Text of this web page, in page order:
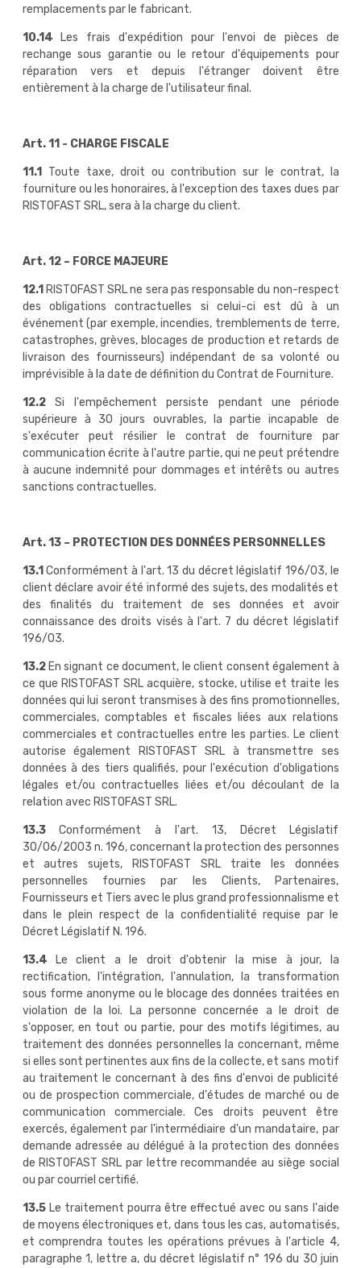
remplacements par le fabricant.
10.14 Les frais d'expédition pour l'envoi de pièces de
rechange sous garantie ou le retour d'équipements pour
réparation vers et depuis l'étranger doivent être
entièrement à la charge de l'utilisateur final.
Art. 11 - CHARGE FISCALE
11.1
Toute taxe, droit ou contribution sur le contrat, la
fourniture ou les honoraires, à l'exception des taxes dues par
RISTOFAST SRL, sera à la charge du client.
Art. 12 – FORCE MAJEURE
12.1 RISTOFAST SRL ne sera pas responsable du non-respect
des obligations contractuelles si celui-ci est dû à un
événement (par exemple, incendies, tremblements de terre,
catastrophes, grèves, blocages de production et retards de
livraison des fournisseurs) indépendant de sa volonté ou
imprévisible à la date de définition du Contrat de Fourniture.
12.2Si l'empêchement persiste pendant une période
supérieure à 30 jours ouvrables, la partie incapable de
s'exécuter peut résilier le contrat de fourniture par
communication écrite à l'autre partie, qui ne peut prétendre
à aucune indemnité pour dommages et intérêts ou autres
sanctions contractuelles.
Art. 13 – PROTECTION DES DONNÉES PERSONNELLES
13.1 Conformément à l'art. 13 du décret législatif 196/03, le
client déclare avoir été informé des sujets, des modalités et
des finalités du traitement de ses données et avoir
connaissance des droits visés à l'art. 7 du décret législatif
196/03.
13.2En signant ce document, le client consent également à
ce que RISTOFAST SRL acquière, stocke, utilise et traite les
données qui lui seront transmises à des fins promotionnelles,
commerciales, comptables et fiscales liées aux relations
commerciales et contractuelles entre les parties. Le client
autorise également RISTOFAST SRL à transmettre ses
données à des tiers qualifiés, pour l'exécution d'obligations
légales et/ou contractuelles liées et/ou découlant de la
relation avec RISTOFAST SRL.
13.3Conformément à l'art. 13, Décret Législatif
30/06/2003 n. 196, concernant la protection des personnes
et autres sujets, RISTOFAST SRL traite les données
personnelles fournies par les Clients, Partenaires,
Fournisseurs et Tiers avec le plus grand professionnalisme et
dans le plein respect de la confidentialité requise par le
Décret Législatif N. 196.
13.4 Le client a le droit d'obtenir la mise à jour, la
rectification, l'intégration, l'annulation, la transformation
sous forme anonyme ou le blocage des données traitées en
violation de la loi. La personne concernée a le droit de
s'opposer, en tout ou partie, pour des motifs légitimes, au
traitement des données personnelles la concernant, même
si elles sont pertinentes aux fins de la collecte, et sans motif
au traitement le concernant à des fins d'envoi de publicité
ou de prospection commerciale, d'études de marché ou de
communication commerciale. Ces droits peuvent être
exercés, également par l'intermédiaire d'un mandataire, par
demande adressée au délégué à la protection des données
de RISTOFAST SRL par lettre recommandée au siège social
ou par courriel certifié.
13.5Le traitement pourra être effectué avec ou sans l'aide
de moyens électroniques et, dans tous les cas, automatisés,
et comprendra toutes les opérations prévues à l'article 4,
paragraphe 1, lettre a, du décret législatif n° 196 du 30 juin